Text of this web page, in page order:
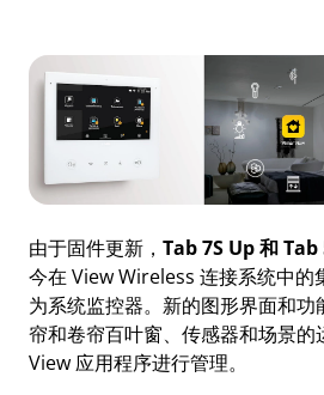
由于固件更新， Tab 7S Up 和 Tab
今在 View Wireless 连接系统中的
为系统监控器。新的图形界面和
帘和卷帘百叶窗、传感器和场景的
View 应用程序进行管理。